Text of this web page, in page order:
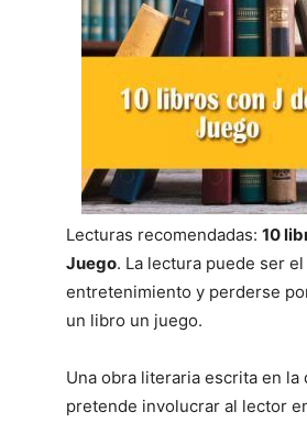
Lecturas recomendadas: 10
Juego. La lectura puede ser
entretenimiento y perderse
un libro un juego.
Una obra literaria escrita en la
pretende involucrar al lector